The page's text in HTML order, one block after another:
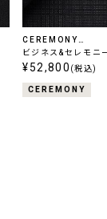
CEREMONY
COLLECTION
ビジネス&セレモニ
ールシルク
¥52,800 (税込)
CEREMONY